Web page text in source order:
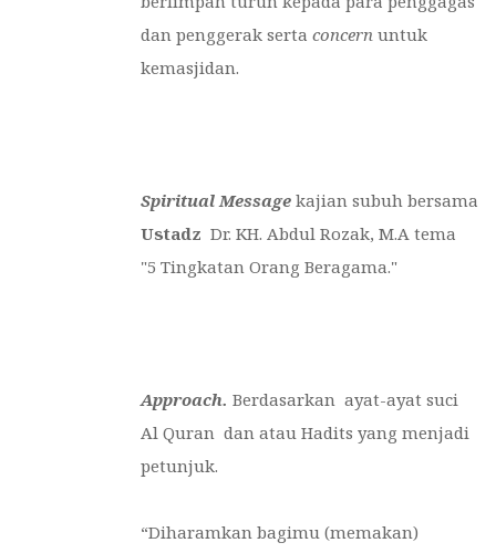
dan penggerak serta concern untuk
kemasjidan.
Spiritual Message kajian subuh bersama
Ustadz Dr. KH. Abdul Rozak, M.A tema
"5 Tingkatan Orang Beragama."
Approach. Berdasarkan ayat-ayat suci
Al Quran dan atau Hadits yang menjadi
petunjuk.
“Diharamkan bagimu (memakan)